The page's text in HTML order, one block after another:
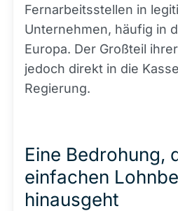
Fernarbeitsstellen in
Unternehmen, häufig in
Europa. Der Großteil
jedoch direkt in die
Regierung.
Eine Bedrohung,
einfachen
hinausgeht